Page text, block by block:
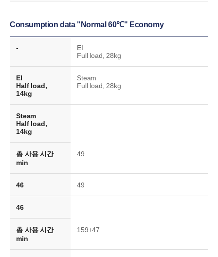
Consumption data "Normal 60℃" Economy
-
EI
Full load, 28kg
EI
Half load,
14kg
Steam
Full load, 28kg
Steam
Half load,
14kg
총 사용 시간
min
49
46 49
46
총 사용 시간
min
159+47